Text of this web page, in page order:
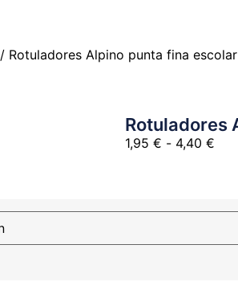
/ Rotuladores Alpino punta fina escolar
Rotuladores
1,95€ - 4,40€